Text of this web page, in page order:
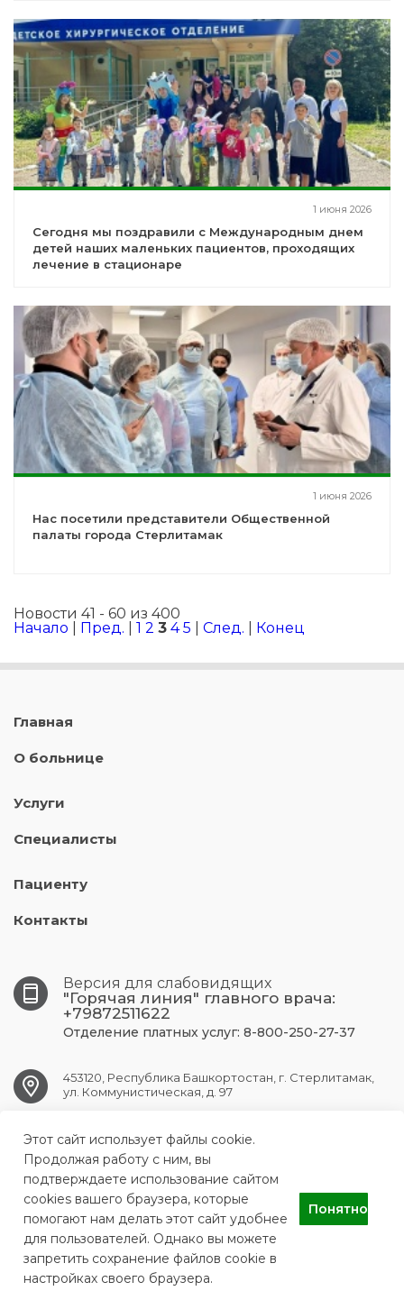
1 июня 2026
Сегодня мы поздравили с Международным днем
детей наших маленьких пациентов, проходящих
лечение в стационаре
1 июня 2026
Нас посетили представители Общественной
палаты города Стерлитамак
Новости 41 - 60 из 400
Начало
Пред. 1 2 3 4 5 След. Конец
Главная
О больнице
Услуги
Специалисты
Пациенту
Контакты
Версия для слабовидящих
"Горячая линия" главного врача:
+79872511622
Отделение платных услуг: 8-800-250-27-37
453120, Республика Башкортостан, г. Стерлитамак,
ул. Коммунистическая, д. 97
str.gkb1@doctorrb.ru
ГБУЗ РБ ГКБ № 1 г.Стерлитамак
Этот сайт использует файлы cookie.
Продолжая работу с ним, вы
подтверждаете использование сайтом
cookies вашего браузера, которые
помогают нам делать этот сайт удобнее
для пользователей. Однако вы можете
запретить сохранение файлов cookie в
настройках своего браузера.
Понятно